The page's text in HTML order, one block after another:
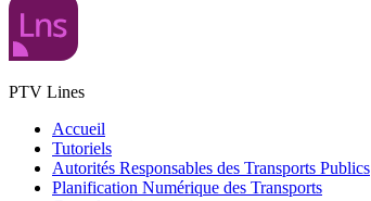
PTV Lines
Accueil
Tutoriels
Autorités Responsables des Transports Publics
Planification Numérique des Transports